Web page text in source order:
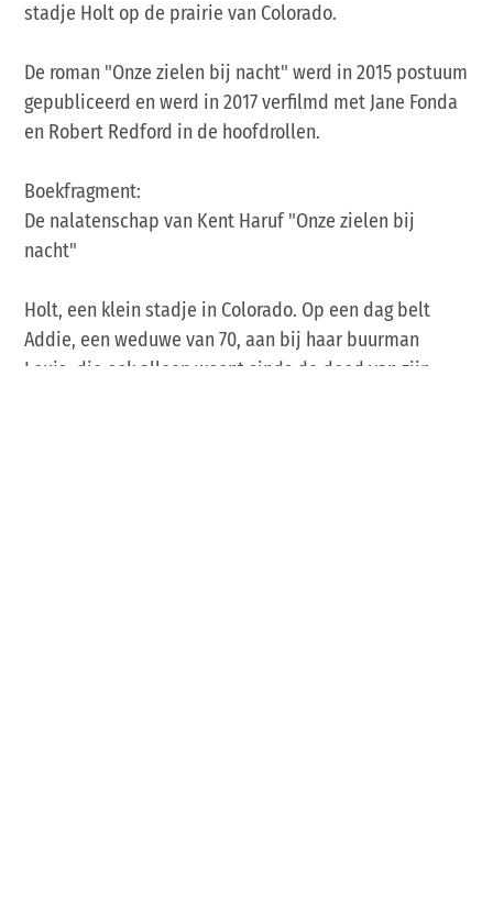
stadje Holt op de prairie van Colorado.
De roman "Onze zielen bij nacht" werd in 2015 postuum
gepubliceerd en werd in 2017 verfilmd met Jane Fonda
en Robert Redford in de hoofdrollen.
Boekfragment:
De nalatenschap van Kent Haruf "Onze zielen bij
nacht"
Holt, een klein stadje in Colorado. Op een dag belt
Addie, een weduwe van 70, aan bij haar buurman
Louis, die ook alleen woont sinds de dood van zijn